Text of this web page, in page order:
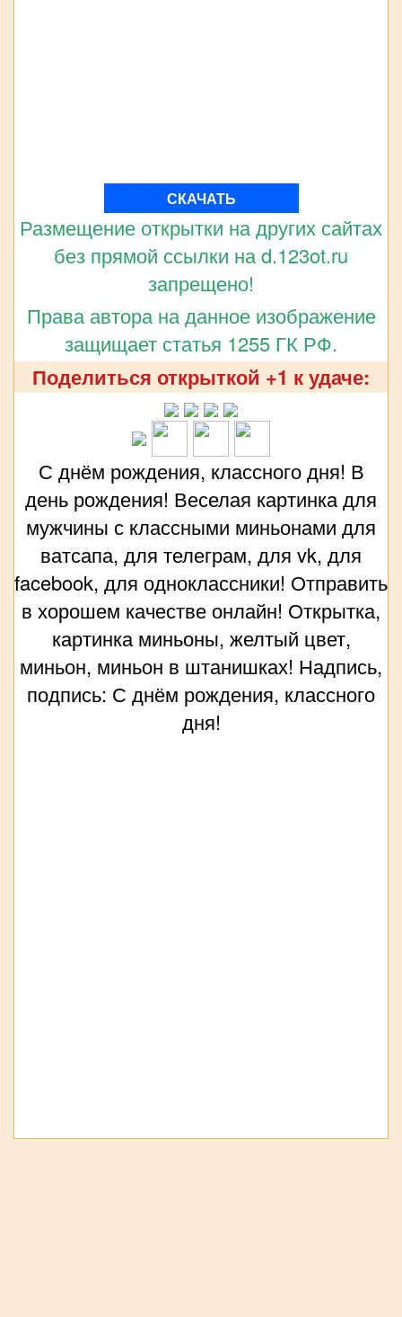
СКАЧАТЬ
Размещение открытки на других сайтах
без прямой ссылки на d.123ot.ru
запрещено!
Права автора на данное изображение
защищает статья 1255 ГК РФ.
Поделиться открыткой +1 к удаче:
С днём рождения, классного дня! В
день рождения! Веселая картинка для
мужчины с классными миньонами для
ватсапа, для телеграм, для vk, для
facebook, для одноклассники! Отправить
в хорошем качестве онлайн! Открытка,
картинка миньоны, желтый цвет,
миньон, миньон в штанишках! Надпись,
подпись: С днём рождения, классного
дня!